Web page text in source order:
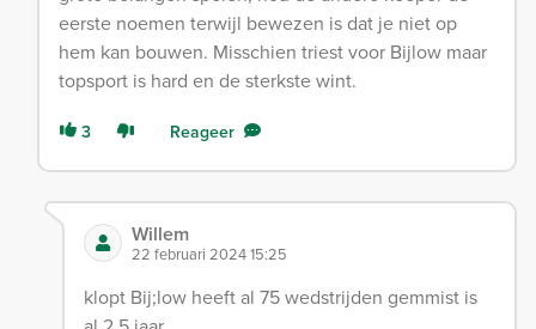
eerste noemen terwijl bewezen is dat je niet op
hem kan bouwen. Misschien triest voor Bijlow maar
topsport is hard en de sterkste wint.
3 Reageer
Willem
22 februari 2024 15:25
klopt Bij;low heeft al 75 wedstrijden gemmist is